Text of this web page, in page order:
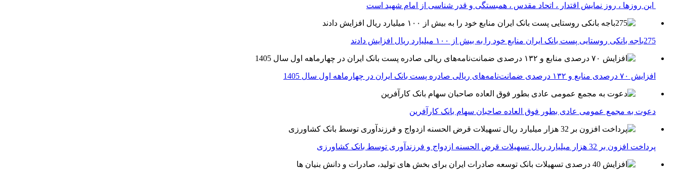
این روزها ، روز نمایش اقتدار ، اتحاد مقدس ، همبستگی و قدر شناسی از امام شهید است
275باجه بانکی روستایی پست بانک ایران منابع خود را به بیش از ۱۰۰ میلیارد ریال افزایش دادند
افزایش ۷۰ درصدی منابع و ۱۳۲ درصدی ضمانت‌نامه‌های ریالی صادره پست بانک ایران در چهارماهه اول سال 1405
دعوت به مجمع عمومی عادی بطور فوق العاده صاحبان سهام بانک کارآفرین
پرداخت افزون بر 32 هزار میلیارد ریال تسهیلات قرض الحسنه ازدواج و فرزندآوری توسط بانک کشاورزی